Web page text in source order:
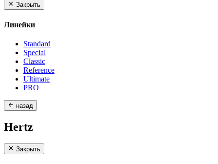
Закрыть
Линейки
Standard
Special
Classic
Reference
Ultimate
PRO
назад
Hertz
Закрыть